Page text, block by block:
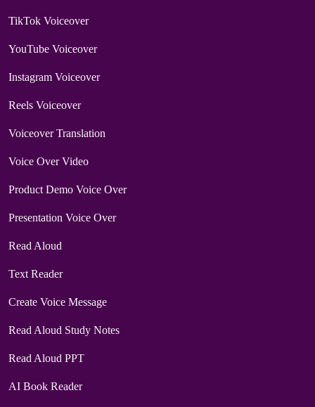
TikTok Voiceover
YouTube Voiceover
Instagram Voiceover
Reels Voiceover
Voiceover Translation
Voice Over Video
Product Demo Voice Over
Presentation Voice Over
Read Aloud
Text Reader
Create Voice Message
Read Aloud Study Notes
Read Aloud PPT
AI Book Reader